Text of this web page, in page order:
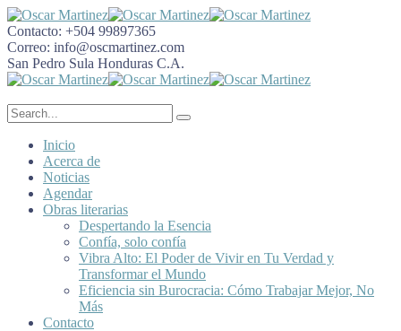
Contacto: +504 99897365
Correo: info@oscmartinez.com
San Pedro Sula Honduras C.A.
Inicio
Acerca de
Noticias
Agendar
Obras literarias
Despertando la Esencia
Confía, solo confía
Vibra Alto: El Poder de Vivir en Tu Verdad y
Transformar el Mundo
Eficiencia sin Burocracia: Cómo Trabajar Mejor, No
Más
Contacto